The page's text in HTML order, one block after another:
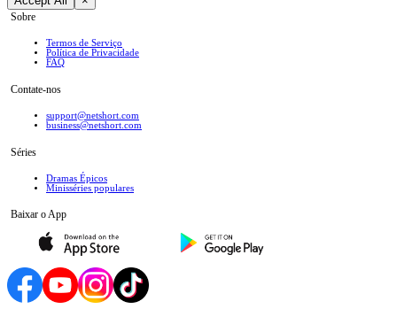
Sobre
Termos de Serviço
Política de Privacidade
FAQ
Contate-nos
support@netshort.com
business@netshort.com
Séries
Dramas Épicos
Minisséries populares
Baixar o App